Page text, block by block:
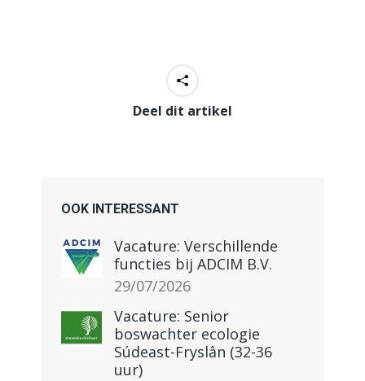
Deel dit artikel
OOK INTERESSANT
Vacature: Verschillende
functies bij ADCIM B.V.
29/07/2026
Vacature: Senior
boswachter ecologie
Súdeast-Fryslân (32-36
uur)